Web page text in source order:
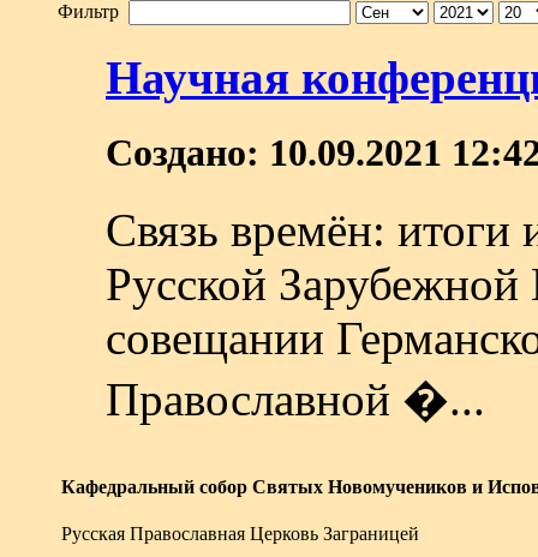
Фильтр
Научная
Создано: 10.09.2021
Связь времён: итоги
Русской
совещании
Православной �...
Кафедральный собор Святых Новомучеников и
Русская Православная Церковь Заграницей